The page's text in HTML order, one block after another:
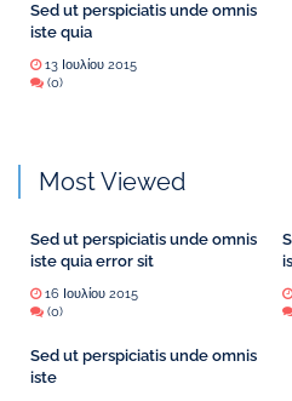
Sed ut perspiciatis unde omnis
iste quia
13 Ιουλίου 2015
(0)
Most Viewed
Sed ut perspiciatis unde omnis
iste quia error sit
16 Ιουλίου 2015
(0)
Sed ut perspiciatis unde omnis
iste